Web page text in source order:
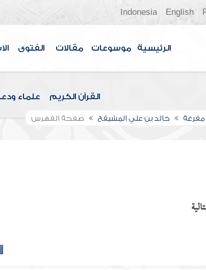
English
Indonesia
الرئيسية موسوعات مقالات الفتوى
القرآن الكريم علماء
خالد بن علي المشيقح صفحة الفهرس